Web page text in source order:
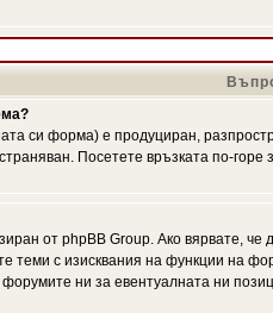
си форма) е продуциран,
Посетете връзката по-горе
от phpBB Group. Ако вярвате,
теми с изисквания на функции на
ни за евентуалната ни